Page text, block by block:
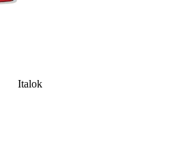
Italok